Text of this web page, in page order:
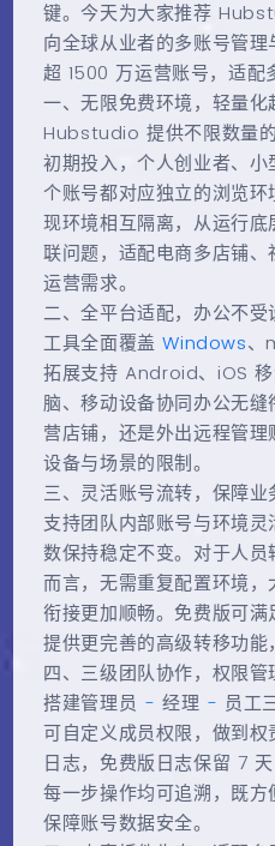
键。今天为大家推荐
向全球从业者的多账号管
超 1500 万运营账号，适配
一、无限免费环境，轻量化
Hubstudio 提供不限数量
初期投入，个人创业者、
个账号都对应独立的浏览
现环境相互隔离，从运行
联问题，适配电商多店铺
运营需求。
二、全平台适配，办公不受
工具全面覆盖Windows、
拓展支持 Android、iOS
脑、移动设备协同办公无
营店铺，还是外出远程管
设备与场景的限制。
三、灵活账号流转，保障业
支持团队内部账号与环境
数保持稳定不变。对于人
而言，无需重复配置环境
衔接更加顺畅。免费版可
提供更完善的高级转移功能
四、三级团队协作，权限管
搭建管理员 - 经理 - 员工
可自定义成员权限，做到
日志，免费版日志保留 7
每一步操作均可追溯，既
保障账号数据安全。